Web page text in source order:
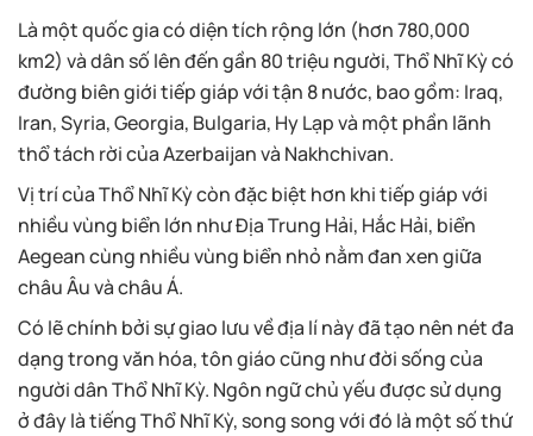
Là một quốc gia có diện tích rộng lớn (hơn 780,000
km2) và dân số lên đến gần 80 triệu người, Thổ Nhĩ Kỳ có
đường biên giới tiếp giáp với tận 8 nước, bao gồm: Iraq,
Iran, Syria, Georgia, Bulgaria, Hy Lạp và một phần lãnh
thổ tách rời của Azerbaijan và Nakhchivan.
Vị trí của Thổ Nhĩ Kỳ còn đặc biệt hơn khi tiếp giáp với
nhiều vùng biển lớn như Địa Trung Hải, Hắc Hải, biển
Aegean cùng nhiều vùng biển nhỏ nằm đan xen giữa
châu Âu và châu Á.
Có lẽ chính bởi sự giao lưu về địa lí này đã tạo nên nét đa
dạng trong văn hóa, tôn giáo cũng như đời sống của
người dân Thổ Nhĩ Kỳ. Ngôn ngữ chủ yếu được sử dụng
ở đây là tiếng Thổ Nhĩ Kỳ, song song với đó là một số thứ